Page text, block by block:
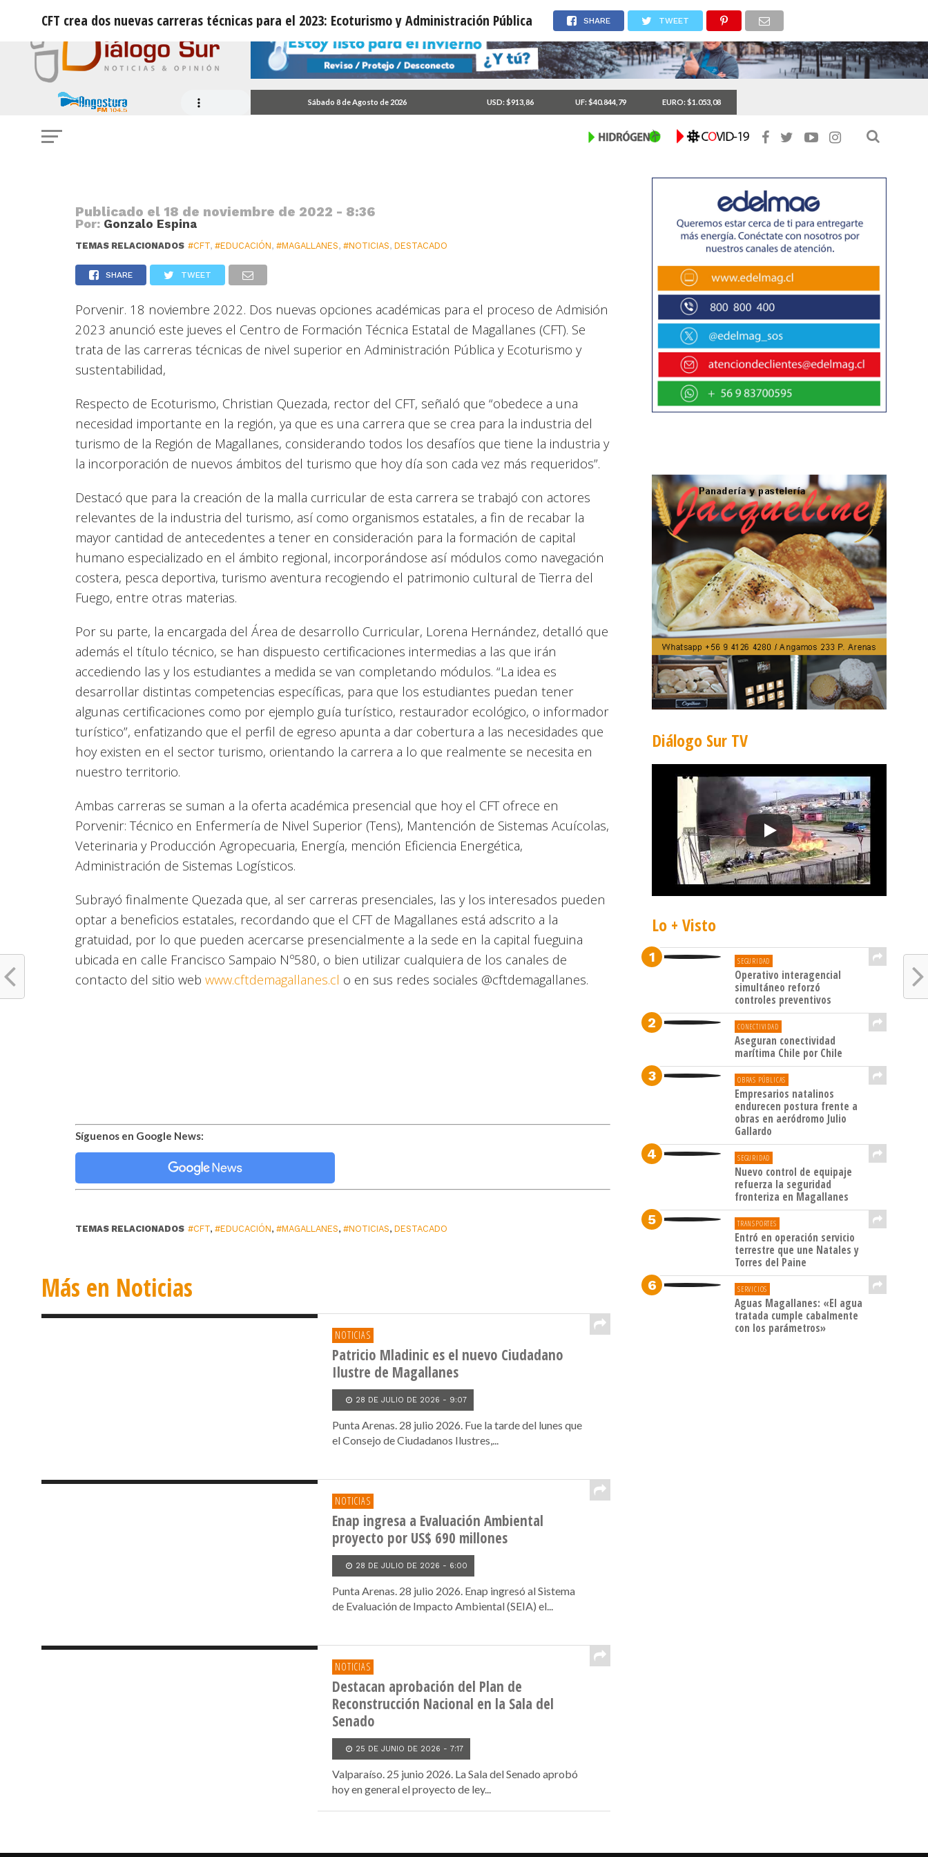
Sábado 8 de Agosto de 2026 USD: $913,86 UF: $40.844,79 EURO: $1.053,08
CFT crea dos nuevas carreras técnicas para el 2023: Ecoturismo y Administración Pública SHARE TWEET
CFT crea dos nuevas carreras técnicas para el 2023:
Publicado el 18 de noviembre de 2022 - 8:36
Por: Gonzalo Espina
TEMAS RELACIONADOS #CFT,#EDUCACIÓN,#MAGALLANES,#NOTICIAS,DESTACADO
SHARE TWEET
Porvenir. 18 noviembre 2022. Dos nuevas opciones académicas para el proceso de Admisión
2023 anunció este jueves el Centro de Formación Técnica Estatal de Magallanes (CFT). Se
trata de las carreras técnicas de nivel superior en Administración Pública y Ecoturismo y
sustentabilidad,
Respecto de Ecoturismo, Christian Quezada, rector del CFT, señaló que “obedece a una
necesidad importante en la región, ya que es una carrera que se crea para la industria del
turismo de la Región de Magallanes, considerando todos los desafíos que tiene la industria y
la incorporación de nuevos ámbitos del turismo que hoy día son cada vez más requeridos”.
Destacó que para la creación de la malla curricular de esta carrera se trabajó con actores
relevantes de la industria del turismo, así como organismos estatales, a fin de recabar la
mayor cantidad de antecedentes a tener en consideración para la formación de capital
humano especializado en el ámbito regional, incorporándose así módulos como navegación
costera, pesca deportiva, turismo aventura recogiendo el patrimonio cultural de Tierra del
Fuego, entre otras materias.
Por su parte, la encargada del Área de desarrollo Curricular, Lorena Hernández, detalló que
además el título técnico, se han dispuesto certificaciones intermedias a las que irán
accediendo las y los estudiantes a medida se van completando módulos. “La idea es
desarrollar distintas competencias específicas, para que los estudiantes puedan tener
algunas certificaciones como por ejemplo guía turístico, restaurador ecológico, o informador
turístico”, enfatizando que el perfil de egreso apunta a dar cobertura a las necesidades que
hoy existen en el sector turismo, orientando la carrera a lo que realmente se necesita en
nuestro territorio.
Ambas carreras se suman a la oferta académica presencial que hoy el CFT ofrece en
Porvenir: Técnico en Enfermería de Nivel Superior (Tens), Mantención de Sistemas Acuícolas,
Veterinaria y Producción Agropecuaria, Energía, mención Eficiencia Energética,
Administración de Sistemas Logísticos.
Subrayó finalmente Quezada que, al ser carreras presenciales, las y los interesados pueden
optar a beneficios estatales, recordando que el CFT de Magallanes está adscrito a la
gratuidad, por lo que pueden acercarse presencialmente a la sede en la capital fueguina
ubicada en calle Francisco Sampaio Nº580, o bien utilizar cualquiera de los canales de
contacto del sitio webwww.cftdemagallanes.cl o en sus redes sociales @cftdemagallanes.
Síguenos en Google News:
TEMAS RELACIONADOS #CFT,#EDUCACIÓN,#MAGALLANES,#NOTICIAS,DESTACADO
Más en Noticias
NOTICIAS
Patricio Mladinic es el nuevo Ciudadano
Ilustre de Magallanes
28 DE JULIO DE 2026 - 9:07
Punta Arenas. 28 julio 2026. Fue la tarde del lunes que
el Consejo de Ciudadanos Ilustres,...
NOTICIAS
Enap ingresa a Evaluación Ambiental
proyecto por US$ 690 millones
28 DE JULIO DE 2026 - 6:00
Punta Arenas. 28 julio 2026. Enap ingresó al Sistema
de Evaluación de Impacto Ambiental (SEIA) el...
NOTICIAS
Destacan aprobación del Plan de
Reconstrucción Nacional en la Sala del
Senado
25 DE JUNIO DE 2026 - 7:17
Valparaíso. 25 junio 2026. La Sala del Senado aprobó
hoy en general el proyecto de ley...
Diálogo Sur TV
Lo + Visto
SEGURIDAD
Operativo interagencial
simultáneo reforzó
controles preventivos
CONECTIVIDAD
Aseguran conectividad
marítima Chile por Chile
OBRAS PÚBLICAS
Empresarios natalinos
endurecen postura frente a
obras en aeródromo Julio
Gallardo
SEGURIDAD
Nuevo control de equipaje
refuerza la seguridad
fronteriza en Magallanes
TRANSPORTES
Entró en operación servicio
terrestre que une Natales y
Torres del Paine
SERVICIOS
Aguas Magallanes: «El agua
tratada cumple cabalmente
con los parámetros»